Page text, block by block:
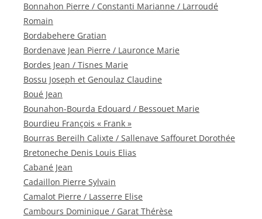
Bonnahon Pierre / Constanti Marianne / Larroudé
Romain
Bordabehere Gratian
Bordenave Jean Pierre / Lauronce Marie
Bordes Jean / Tisnes Marie
Bossu Joseph et Genoulaz Claudine
Boué Jean
Bounahon-Bourda Edouard / Bessouet Marie
Bourdieu François « Frank »
Bourras Bereilh Calixte / Sallenave Saffouret Dorothée
Bretoneche Denis Louis Elias
Cabané Jean
Cadaillon Pierre Sylvain
Camalot Pierre / Lasserre Elise
Cambours Dominique / Garat Thérèse